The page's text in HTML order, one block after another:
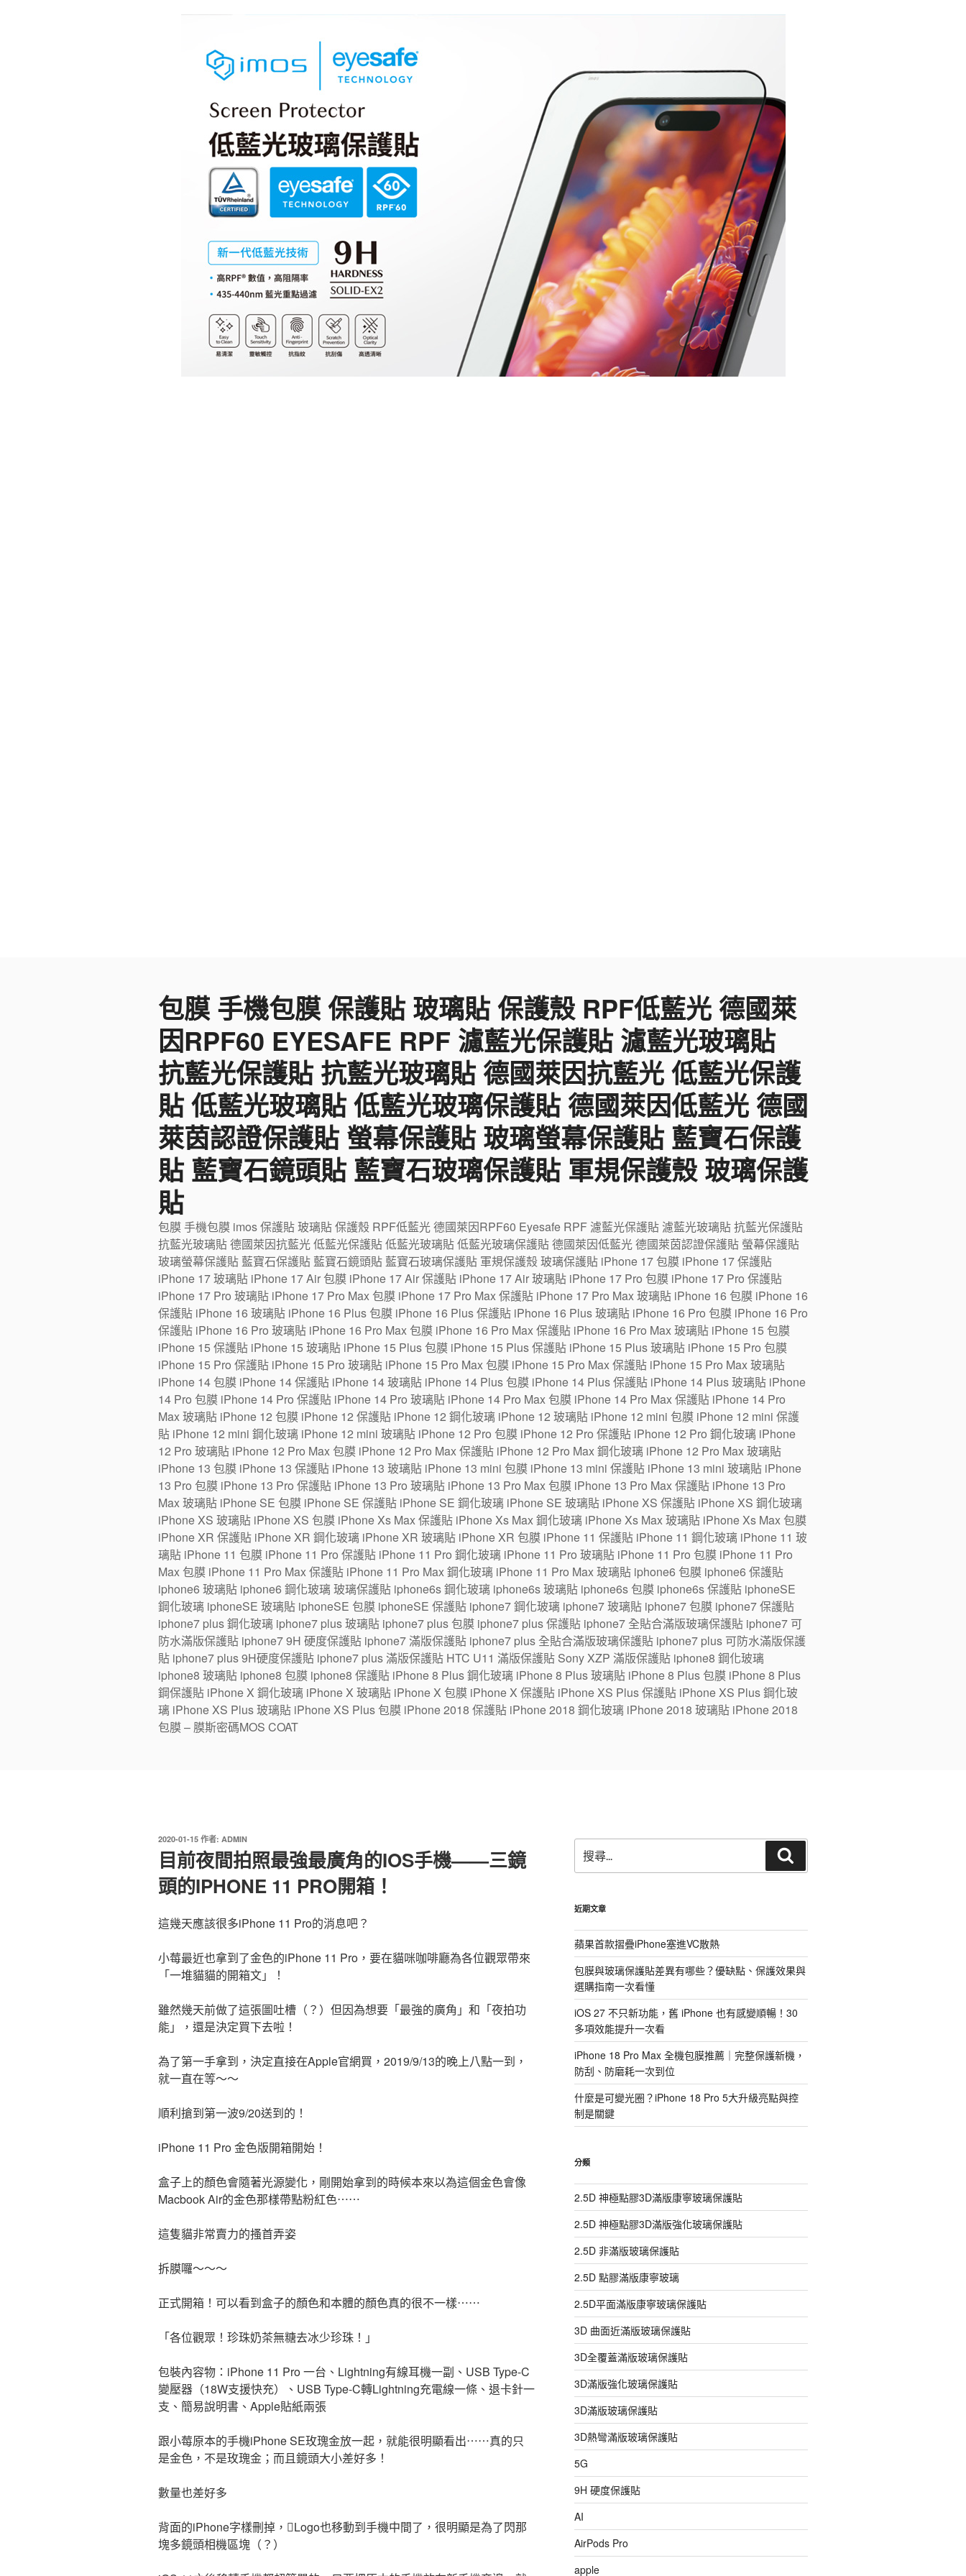
包膜 手機包膜 保護貼 玻璃貼 保護殼 RPF低藍光 德國萊
因RPF60 EYESAFE RPF 濾藍光保護貼 濾藍光玻璃貼
抗藍光保護貼 抗藍光玻璃貼 德國萊因抗藍光 低藍光保護
貼 低藍光玻璃貼 低藍光玻璃保護貼 德國萊因低藍光 德國
萊茵認證保護貼 螢幕保護貼 玻璃螢幕保護貼 藍寶石保護
貼 藍寶石鏡頭貼 藍寶石玻璃保護貼 軍規保護殼 玻璃保護
貼
包膜 手機包膜 imos 保護貼 玻璃貼 保護殼 RPF低藍光 德國萊因RPF60 Eyesafe RPF 濾藍光保護貼 濾藍光玻璃貼 抗藍光保護貼
抗藍光玻璃貼 德國萊因抗藍光 低藍光保護貼 低藍光玻璃貼 低藍光玻璃保護貼 德國萊因低藍光 德國萊茵認證保護貼 螢幕保護貼
玻璃螢幕保護貼 藍寶石保護貼 藍寶石鏡頭貼 藍寶石玻璃保護貼 軍規保護殼 玻璃保護貼 iPhone 17 包膜 iPhone 17 保護貼
iPhone 17 玻璃貼 iPhone 17 Air 包膜 iPhone 17 Air 保護貼 iPhone 17 Air 玻璃貼 iPhone 17 Pro 包膜 iPhone 17 Pro 保護貼
iPhone 17 Pro 玻璃貼 iPhone 17 Pro Max 包膜 iPhone 17 Pro Max 保護貼 iPhone 17 Pro Max 玻璃貼 iPhone 16 包膜 iPhone 16
保護貼 iPhone 16 玻璃貼 iPhone 16 Plus 包膜 iPhone 16 Plus 保護貼 iPhone 16 Plus 玻璃貼 iPhone 16 Pro 包膜 iPhone 16 Pro
保護貼 iPhone 16 Pro 玻璃貼 iPhone 16 Pro Max 包膜 iPhone 16 Pro Max 保護貼 iPhone 16 Pro Max 玻璃貼 iPhone 15 包膜
iPhone 15 保護貼 iPhone 15 玻璃貼 iPhone 15 Plus 包膜 iPhone 15 Plus 保護貼 iPhone 15 Plus 玻璃貼 iPhone 15 Pro 包膜
iPhone 15 Pro 保護貼 iPhone 15 Pro 玻璃貼 iPhone 15 Pro Max 包膜 iPhone 15 Pro Max 保護貼 iPhone 15 Pro Max 玻璃貼
iPhone 14 包膜 iPhone 14 保護貼 iPhone 14 玻璃貼 iPhone 14 Plus 包膜 iPhone 14 Plus 保護貼 iPhone 14 Plus 玻璃貼 iPhone
14 Pro 包膜 iPhone 14 Pro 保護貼 iPhone 14 Pro 玻璃貼 iPhone 14 Pro Max 包膜 iPhone 14 Pro Max 保護貼 iPhone 14 Pro
Max 玻璃貼 iPhone 12 包膜 iPhone 12 保護貼 iPhone 12 鋼化玻璃 iPhone 12 玻璃貼 iPhone 12 mini 包膜 iPhone 12 mini 保護
貼 iPhone 12 mini 鋼化玻璃 iPhone 12 mini 玻璃貼 iPhone 12 Pro 包膜 iPhone 12 Pro 保護貼 iPhone 12 Pro 鋼化玻璃 iPhone
12 Pro 玻璃貼 iPhone 12 Pro Max 包膜 iPhone 12 Pro Max 保護貼 iPhone 12 Pro Max 鋼化玻璃 iPhone 12 Pro Max 玻璃貼
iPhone 13 包膜 iPhone 13 保護貼 iPhone 13 玻璃貼 iPhone 13 mini 包膜 iPhone 13 mini 保護貼 iPhone 13 mini 玻璃貼 iPhone
13 Pro 包膜 iPhone 13 Pro 保護貼 iPhone 13 Pro 玻璃貼 iPhone 13 Pro Max 包膜 iPhone 13 Pro Max 保護貼 iPhone 13 Pro
Max 玻璃貼 iPhone SE 包膜 iPhone SE 保護貼 iPhone SE 鋼化玻璃 iPhone SE 玻璃貼 iPhone XS 保護貼 iPhone XS 鋼化玻璃
iPhone XS 玻璃貼 iPhone XS 包膜 iPhone Xs Max 保護貼 iPhone Xs Max 鋼化玻璃 iPhone Xs Max 玻璃貼 iPhone Xs Max 包膜
iPhone XR 保護貼 iPhone XR 鋼化玻璃 iPhone XR 玻璃貼 iPhone XR 包膜 iPhone 11 保護貼 iPhone 11 鋼化玻璃 iPhone 11 玻
璃貼 iPhone 11 包膜 iPhone 11 Pro 保護貼 iPhone 11 Pro 鋼化玻璃 iPhone 11 Pro 玻璃貼 iPhone 11 Pro 包膜 iPhone 11 Pro
Max 包膜 iPhone 11 Pro Max 保護貼 iPhone 11 Pro Max 鋼化玻璃 iPhone 11 Pro Max 玻璃貼 iphone6 包膜 iphone6 保護貼
iphone6 玻璃貼 iphone6 鋼化玻璃 玻璃保護貼 iphone6s 鋼化玻璃 iphone6s 玻璃貼 iphone6s 包膜 iphone6s 保護貼 iphoneSE
鋼化玻璃 iphoneSE 玻璃貼 iphoneSE 包膜 iphoneSE 保護貼 iphone7 鋼化玻璃 iphone7 玻璃貼 iphone7 包膜 iphone7 保護貼
iphone7 plus 鋼化玻璃 iphone7 plus 玻璃貼 iphone7 plus 包膜 iphone7 plus 保護貼 iphone7 全貼合滿版玻璃保護貼 iphone7 可
防水滿版保護貼 iphone7 9H 硬度保護貼 iphone7 滿版保護貼 iphone7 plus 全貼合滿版玻璃保護貼 iphone7 plus 可防水滿版保護
貼 iphone7 plus 9H硬度保護貼 iphone7 plus 滿版保護貼 HTC U11 滿版保護貼 Sony XZP 滿版保護貼 iphone8 鋼化玻璃
iphone8 玻璃貼 iphone8 包膜 iphone8 保護貼 iPhone 8 Plus 鋼化玻璃 iPhone 8 Plus 玻璃貼 iPhone 8 Plus 包膜 iPhone 8 Plus
鋼保護貼 iPhone X 鋼化玻璃 iPhone X 玻璃貼 iPhone X 包膜 iPhone X 保護貼 iPhone XS Plus 保護貼 iPhone XS Plus 鋼化玻
璃 iPhone XS Plus 玻璃貼 iPhone XS Plus 包膜 iPhone 2018 保護貼 iPhone 2018 鋼化玻璃 iPhone 2018 玻璃貼 iPhone 2018
包膜 – 膜斯密碼MOS COAT
發
佈
於
2020-01-15 作者: ADMIN
目前夜間拍照最強最廣角的IOS手機——三鏡
頭的IPHONE 11 PRO開箱！
這幾天應該很多iPhone 11 Pro的消息吧？
小莓最近也拿到了金色的iPhone 11 Pro，要在貓咪咖啡廳為各位觀眾帶來
「一堆貓貓的開箱文」！
雖然幾天前做了這張圖吐槽（？）但因為想要「最強的廣角」和「夜拍功
能」，還是決定買下去啦！
為了第一手拿到，決定直接在Apple官網買，2019/9/13的晚上八點一到，
就一直在等～～
順利搶到第一波9/20送到的！
iPhone 11 Pro 金色版開箱開始！
盒子上的顏色會隨著光源變化，剛開始拿到的時候本來以為這個金色會像
Macbook Air的金色那樣帶點粉紅色⋯⋯
這隻貓非常賣力的搔首弄姿
拆膜囉～～～
正式開箱！可以看到盒子的顏色和本體的顏色真的很不一樣⋯⋯
「各位觀眾！珍珠奶茶無糖去冰少珍珠！」
包裝內容物：iPhone 11 Pro 一台、Lightning有線耳機一副、USB Type-C
變壓器（18W支援快充）、USB Type-C轉Lightning充電線一條、退卡針一
支、簡易說明書、Apple貼紙兩張
跟小莓原本的手機iPhone SE玫瑰金放一起，就能很明顯看出⋯⋯真的只
是金色，不是玫瑰金；而且鏡頭大小差好多！
數量也差好多
背面的iPhone字樣刪掉，Logo也移動到手機中間了，很明顯是為了閃那
塊多鏡頭相機區塊（？）
尋
關
字:
尋
近期文章
蘋果首款摺疊iPhone塞進VC散熱
包膜與玻璃保護貼差異有哪些？優缺點、保護效果與
選購指南一次看懂
iOS 27 不只新功能，舊 iPhone 也有感變順暢！30
多項效能提升一次看
iPhone 18 Pro Max 全機包膜推薦｜完整保護新機，
防刮、防磨耗一次到位
什麼是可變光圈？iPhone 18 Pro 5大升級亮點與控
制是關鍵
分類
2.5D 神極點膠3D滿版康寧玻璃保護貼
2.5D 神極點膠3D滿版強化玻璃保護貼
2.5D 非滿版玻璃保護貼
2.5D 點膠滿版康寧玻璃
2.5D平面滿版康寧玻璃保護貼
3D 曲面近滿版玻璃保護貼
3D全覆蓋滿版玻璃保護貼
3D滿版強化玻璃保護貼
3D滿版玻璃保護貼
3D熱彎滿版玻璃保護貼
5G
9H 硬度保護貼
AI
AirPods Pro
apple